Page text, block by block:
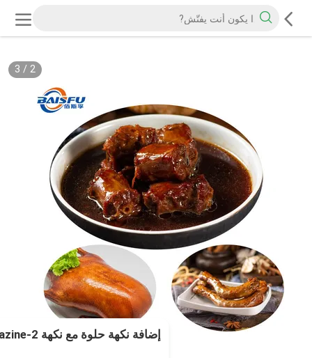
2
/
3
إضافة نكهة حلوة مع نكهة 2-Methylthio Pyrazine